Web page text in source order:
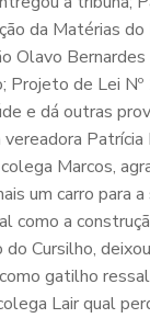
da Matérias
Olavo
Projeto de Lei
e dá outras
Marcos,
um carro para
a
Cursilho,
gatilho
Lair qual